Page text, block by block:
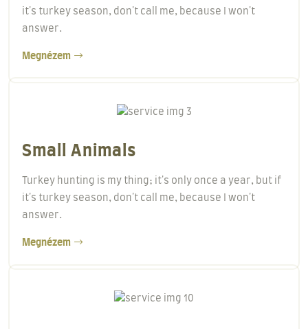
it's turkey season, don't call me, because I won't
answer.
Megnézem
Small Animals
Turkey hunting is my thing; it's only once a year, but if
it's turkey season, don't call me, because I won't
answer.
Megnézem